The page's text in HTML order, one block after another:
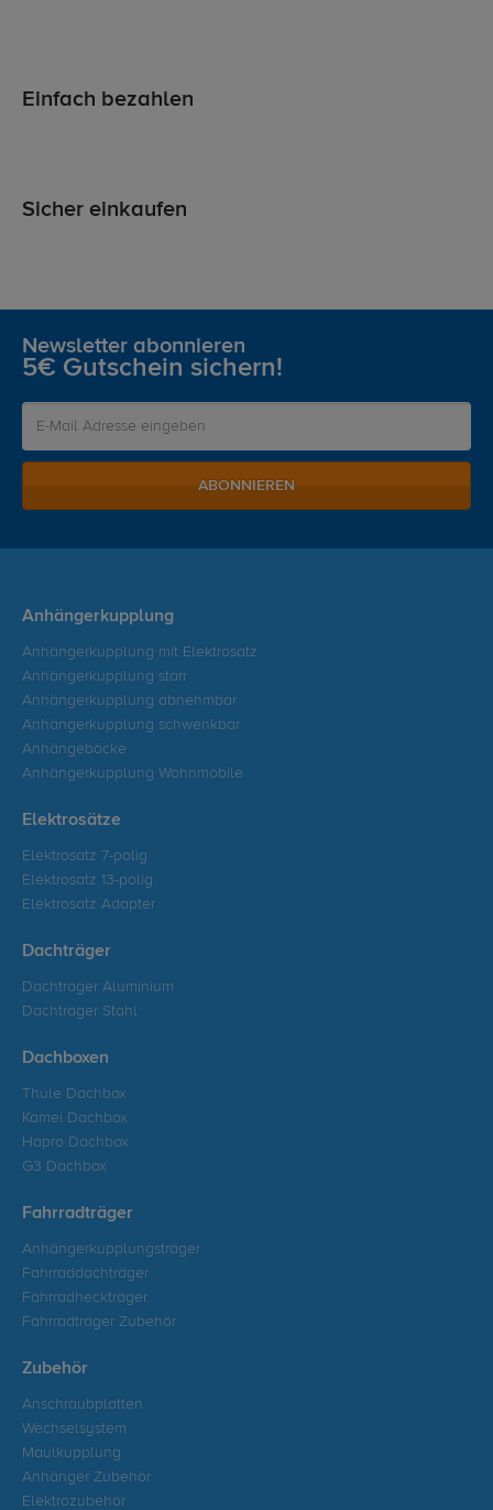
Einfach bezahlen
Sicher einkaufen
Newsletter abonnieren
5€ Gutschein sichern!
ABONNIEREN
Anhängerkupplung
Anhängerkupplung mit Elektrosatz
Anhängerkupplung starr
Anhängerkupplung abnehmbar
Anhängerkupplung schwenkbar
Anhängeböcke
Anhängerkupplung Wohnmobile
Elektrosätze
Elektrosatz 7-polig
Elektrosatz 13-polig
Elektrosatz Adapter
Dachträger
Dachträger Aluminium
Dachträger Stahl
Dachboxen
Thule Dachbox
Kamei Dachbox
Hapro Dachbox
G3 Dachbox
Fahrradträger
Anhängerkupplungsträger
Fahrraddachträger
Fahrradheckträger
Fahrradträger Zubehör
Zubehör
Anschraubplatten
Wechselsystem
Maulkupplung
Anhänger Zubehör
Elektrozubehör